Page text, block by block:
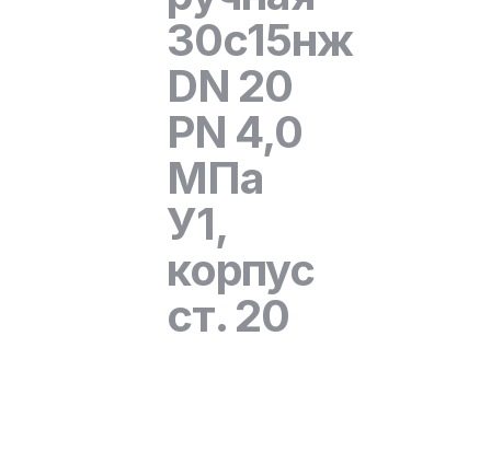
30с15нж
DN 20
PN 4,0
МПа
У1,
корпус
ст. 20